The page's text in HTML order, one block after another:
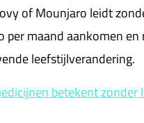
of Mounjaro leidt
per maand aankomen
leefstijlverandering.
betekent